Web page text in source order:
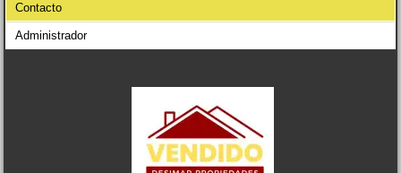
Contacto
Administrador